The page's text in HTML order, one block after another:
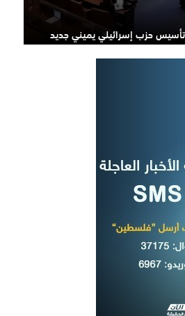
تأسيس حزب إسرائيلي يميني جديد